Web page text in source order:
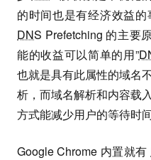
的时间也是有经济效益
DNS Prefetching 的主要原
能的收益可以简单的用”
也就是具有此属性的域名
析，而域名解析和内容载
方式能减少用户的等待时
Google Chrome 内置就有